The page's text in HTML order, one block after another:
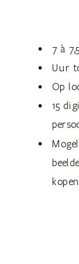
7 à
Uur
Op
15
kopen